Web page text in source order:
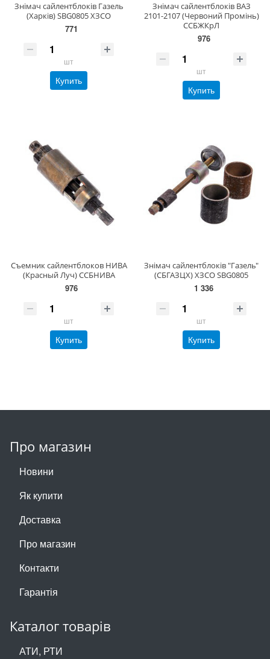
Знімач сайлентблоків Газель
(Харків) SBG0805 ХЗСО
771
шт
Купить
Знімач сайлентблоків ВАЗ
2101-2107 (Червоний Промінь)
ССБЖКрЛ
976
шт
Купить
Съемник сайлентблоков НИВА
(Красный Луч) ССБНИВА
976
шт
Купить
Знімач сайлентблоків "Газель"
(СБГАЗЦХ) ХЗСО SBG0805
1 336
шт
Купить
Про магазин
Новини
Як купити
Доставка
Про магазин
Контакти
Гарантія
Каталог товарів
АТИ, РТИ